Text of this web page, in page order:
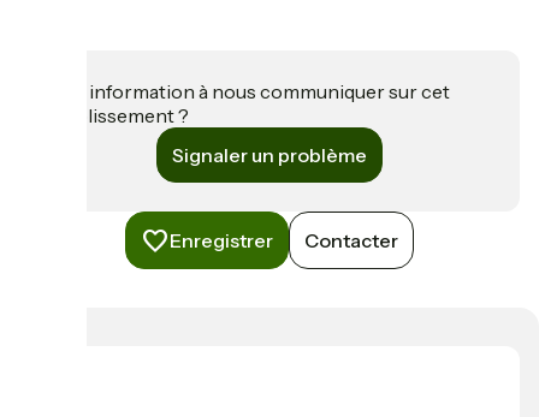
Une information à nous communiquer sur cet
établissement ?
Signaler un problème
Enregistrer Contacter